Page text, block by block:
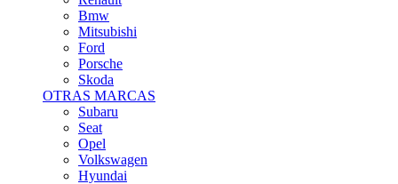
Bmw
Mitsubishi
Ford
Porsche
Skoda
OTRAS MARCAS
Subaru
Seat
Opel
Volkswagen
Hyundai